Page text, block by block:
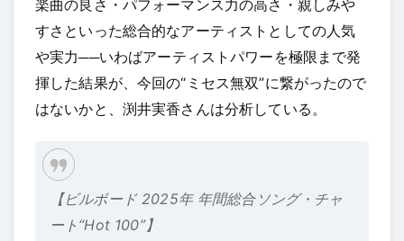
楽曲の良さ・パフォーマンス力の高さ・親しみや
すさといった総合的なアーティストとしての人気
や実力──いわばアーティストパワーを極限まで発
揮した結果が、今回の“ミセス無双”に繋がったので
はないかと、渕井実香さんは分析している。
【ビルボード 2025年 年間総合ソング・チャ
ート“Hot 100”】